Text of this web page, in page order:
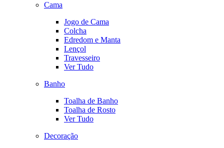
Cama
Jogo de Cama
Colcha
Edredom e Manta
Lençol
Travesseiro
Ver Tudo
Banho
Toalha de Banho
Toalha de Rosto
Ver Tudo
Decoração